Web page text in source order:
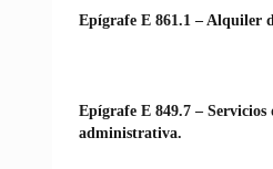
Epígrafe E 861.1 – Alquiler
Epígrafe E 849.7 – Servicios
administrativa.